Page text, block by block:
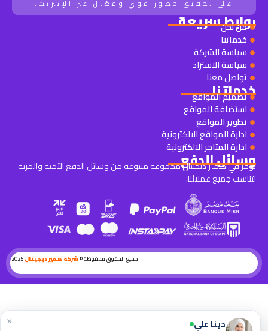
على تحقيق حضور قوي وفعّال عبر الإنترنت.
روابط سريعة
من نحن
خدماتنا
سياسة الشركة
سياسة الاستراد
تواصل معنا
خدماتنا
تصميم المواقع
استضافة المواقع
تطوير المواقع
ادارة المواقع الالكترونية
ادارة المتاجر الالكترونية
وسائل الدفع
نوفر في ضمير ديجيتال مجموعة متنوعة من وسائل الدفع الآمنة والمرنة
لتناسب جميع عملائنا.
جميع الحقوق محفوظة ©شركة ضمير ديجيتال2025
دينا علي